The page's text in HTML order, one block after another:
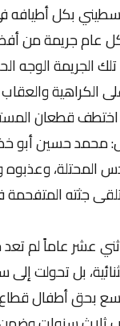
بكل أطيافه
عام جريمة من
الجريمة الوجه
الكراهية
قطعان
وعذبوه
جثته
عشر عاماً لم
بل تحولت
بحق أطفال قطاع